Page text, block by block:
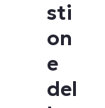
sti
on
e
del